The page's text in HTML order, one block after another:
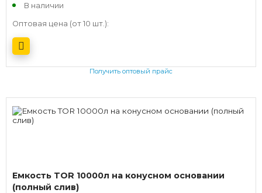
В наличии
Оптовая цена (от 10 шт.):
Получить оптовый прайс
Емкость TOR 10000л на конусном основании
(полный слив)